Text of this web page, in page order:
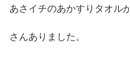
あさイチのあかすりタオル
さんありました。